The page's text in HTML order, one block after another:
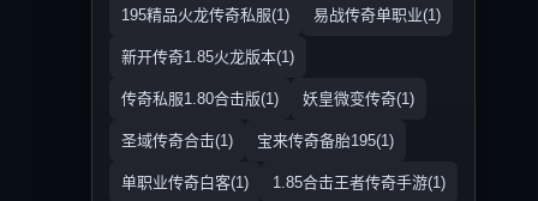
195精品火龙传奇私服(1) 易战传奇单职业(1)
新开传奇1.85火龙版本(1)
传奇私服1.80合击版(1) 妖皇微变传奇(1)
圣域传奇合击(1) 宝来传奇备胎195(1)
单职业传奇白客(1) 1.85合击王者传奇手游(1)